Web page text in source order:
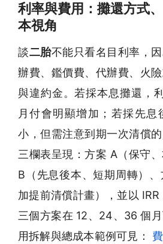
利率與費用：攤還方式
本視角
談二胎不能只看名目利率，
辦費、鑑價費、代辦費、火
與違約金。若採本息攤還，
月付會明顯增加；若採先息
小，但需注意到期一次清償
三欄表呈現：方案 A（保守
B（先息後本、短期周轉）
加提前清償計畫），並以
三個方案在 12、24、36 個
用拆解與總成本範例可見：